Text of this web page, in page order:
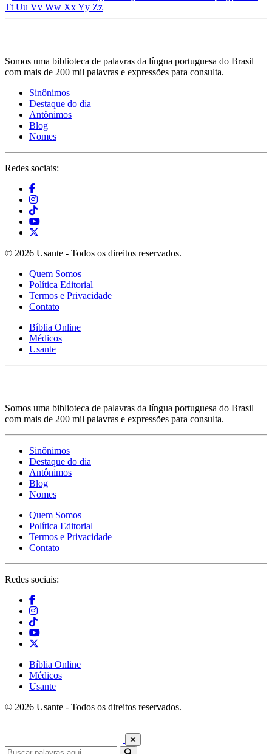
TtUu Vv Ww XxYy Zz
Somos uma biblioteca de palavras da língua portuguesa do Brasil
com mais de 200 mil palavras e expressões para consulta.
Sinônimos
Destaque do dia
Antônimos
Blog
Nomes
Redes sociais:
© 2026 Usante - Todos os direitos reservados.
Quem Somos
Política Editorial
Termos e Privacidade
Contato
Bíblia Online
Médicos
Usante
Somos uma biblioteca de palavras da língua portuguesa do Brasil
com mais de 200 mil palavras e expressões para consulta.
Sinônimos
Destaque do dia
Antônimos
Blog
Nomes
Quem Somos
Política Editorial
Termos e Privacidade
Contato
Redes sociais:
Bíblia Online
Médicos
Usante
© 2026 Usante - Todos os direitos reservados.